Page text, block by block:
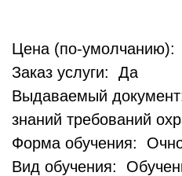
Цена (по-умолчанию):
Заказ услуги: Да
Выдаваемый
знаний требований
Форма обучения:
Вид обучения: